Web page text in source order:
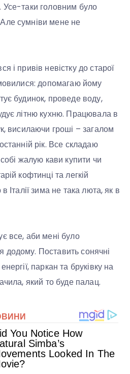
Усе-таки головним було
сумніви мене не
і привів невістку до старої
допомагаю йому
будинок, проведе воду,
літню кухню. Працювала в
висилаючи гроші – загалом
рік. Все складаю
жалую кави купити чи
кофтинці та легкій
Італії зима не така люта, як в
все, аби мені було
додому. Поставить сонячні
паркан та бруківку на
який то буде палац.